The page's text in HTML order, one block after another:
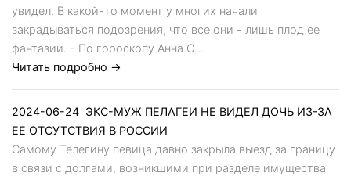
увидел. В какой-то момент у многих начали
закрадываться подозрения, что все они - лишь плод ее
фантазии. - По гороскопу Анна С...
Читать подробно →
2024-06-24 ЭКС-МУЖ ПЕЛАГЕИ НЕ ВИДЕЛ ДОЧЬ ИЗ-ЗА
ЕЕ ОТСУТСТВИЯ В РОССИИ
Самому Телегину певица давно закрыла выезд за границу
в связи с долгами, возникшими при разделе имущества